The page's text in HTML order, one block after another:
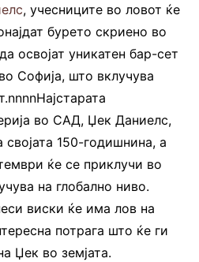
, учесниците во ловот ќе
бурето скриено во
освојат уникатен бар-сет
Софија, што вклучува
во САД, Џек Даниелс,
својата 150-годишнина, а
ќе се приклучи во
на глобално ниво.
виски ќе има лов на
потрага што ќе ги
Џек во земјата.